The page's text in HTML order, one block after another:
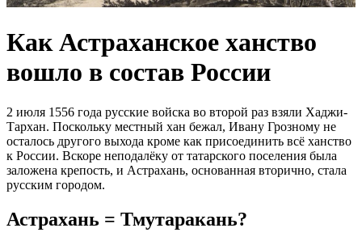
Как Астраханское ханство
вошло в состав России
2 июля 1556 года русские войска во второй раз взяли Хаджи-
Тархан. Поскольку местный хан бежал, Ивану Грозному не
осталось другого выхода кроме как присоединить всё ханство
к России. Вскоре неподалёку от татарского поселения была
заложена крепость, и Астрахань, основанная вторично, стала
русским городом.
Астрахань = Тмутаракань?